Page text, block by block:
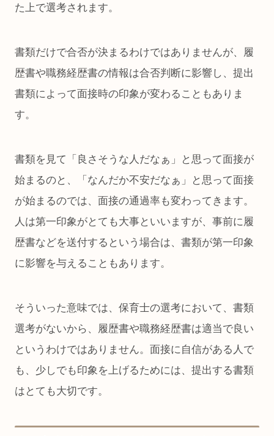
た上で選考されます。
書類だけで合否が決まるわけではありませんが、履
歴書や職務経歴書の情報は合否判断に影響し、提出
書類によって面接時の印象が変わることもありま
す。
書類を見て「良さそうな人だなぁ」と思って面接が
始まるのと、「なんだか不安だなぁ」と思って面接
が始まるのでは、面接の通過率も変わってきます。
人は第一印象がとても大事といいますが、事前に履
歴書などを送付するという場合は、書類が第一印象
に影響を与えることもあります。
そういった意味では、保育士の選考において、書類
選考がないから、履歴書や職務経歴書は適当で良い
というわけではありません。面接に自信がある人で
も、少しでも印象を上げるためには、提出する書類
はとても大切です。